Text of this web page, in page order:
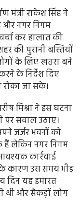
मंत्री राकेश सिंह ने
और नगर निगम
कर हालात की
की पुरानी बस्तियों
के लिए खतरा बने
के निर्देश दिए
जा सके।
मिश्रा ने इस घटना
पर सवाल उठाए।
जर्जर भवनों को
लेकिन नगर निगम
कार्रवाई
के कारण उस समय भीड़
दिन यह इमारत
थी और सैकड़ों लोग